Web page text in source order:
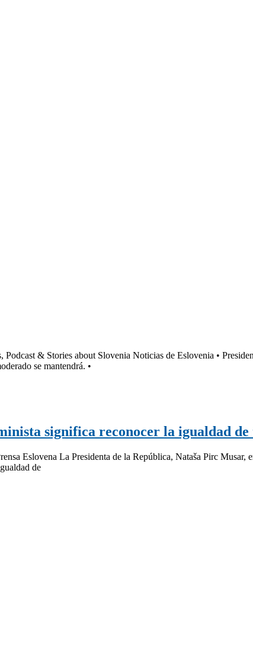
& Stories about Slovenia Noticias de Eslovenia •
se mantendrá. •
significa reconocer la igualdad de
Eslovena La Presidenta de la República, Nataša Pirc
de